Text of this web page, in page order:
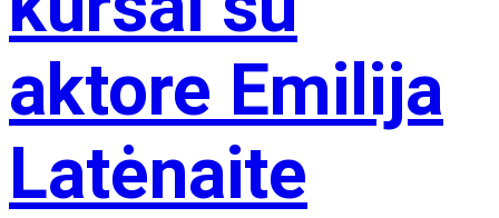
aktore Emilija
Latėnaite